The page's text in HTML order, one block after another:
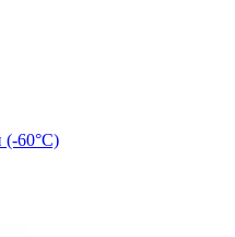
60°С)